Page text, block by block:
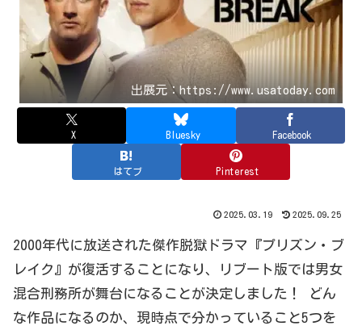
出展元：https://www.usatoday.com
X Bluesky Facebook
はてブ Pinterest
2025.03.19 2025.09.25
2000年代に放送された傑作脱獄ドラマ『プリズン・ブ
レイク』が復活することになり、リブート版では男女
混合刑務所が舞台になることが決定しました！ どん
な作品になるのか、現時点で分かっていること5つを